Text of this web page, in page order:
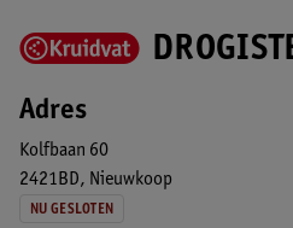
Adres
Kolfbaan 60
2421BD
Nieuwkoop
NU GESLOTEN